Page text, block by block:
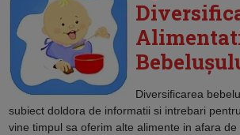
Diversificarea
subiect doldora de informatii si intrebari
vine timpul sa oferim alte alimente in afara